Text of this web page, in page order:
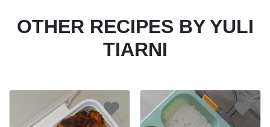
OTHER RECIPES BY YULI
TIARNI